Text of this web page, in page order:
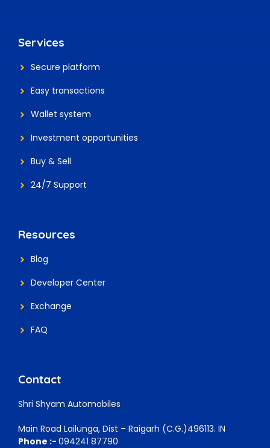
Services
Secure platform
Easy transactions
Wallet system
Investment opportunities
Buy & Sell
24/7 Support
Resources
Blog
Developer Center
Exchange
FAQ
Contact
Shri Shyam Automobiles
Main Road Lailunga, Dist – Raigarh (C.G.)496113. IN
Phone :- 094241 87790